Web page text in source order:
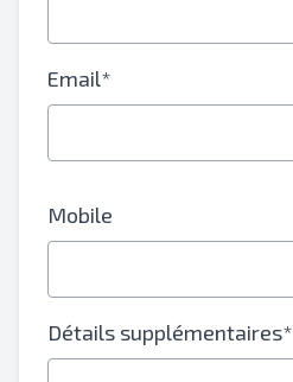
Email*
Mobile
Détails supplémentaires*